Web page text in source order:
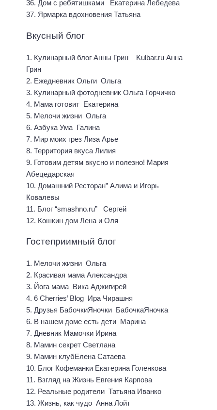
36. Дом с ребятишками Екатерина Лебедева
37. Ярмарка вдохновения Татьяна
Вкусный блог
1. Кулинарный блог Анны Грин Kulbar.ru Анна
Грин
2. Ежедневник Ольги Ольга
3. Кулинарный фотодневник Ольга Горчичко
4. Мама готовит Екатерина
5. Мелочи жизни Ольга
6. Азбука Ума Галина
7. Мир моих грез Лиза Арье
8. Территория вкуса Лилия
9. Готовим детям вкусно и полезно! Мария
Абецедарская
10. Домашний Ресторан” Алима и Игорь
Ковалевы
11. Блог “smashno.ru” Сергей
12. Кошкин дом Лена и Оля
Гостеприимный блог
1. Мелочи жизни Ольга
2. Красивая мама Александра
3. Йога мама Вика Аджигирей
4. 6 Cherries’ Blog Ира Чирашня
5. Друзья БабочкиЯночки БабочкаЯночка
6. В нашем доме есть дети Марина
7. Дневник Мамочки Ирина
8. Мамин секрет Светлана
9. Мамин клубЕлена Сатаева
10. Блог Кофеманки Екатерина Голенкова
11. Взгляд на Жизнь Евгения Карпова
12. Реальные родители Татьяна Иванко
13. Жизнь, как чудо Анна Лойт